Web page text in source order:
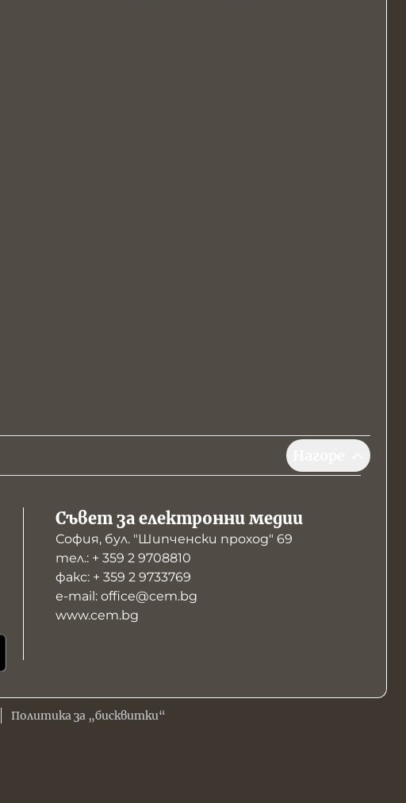
Съвет за електронни медии
София, бул. "Шипченски проход" 69
тел.: + 359 2 9708810
факс: + 359 2 9733769
е-mail: office@cem.bg
www.cem.bg
Политика за „бисквитки“